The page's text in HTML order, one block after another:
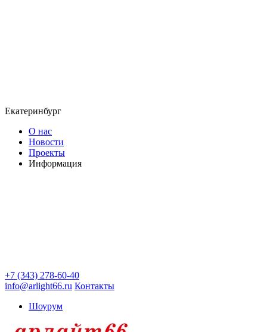
Екатеринбург
О нас
Новости
Проекты
Информация
+7 (343) 278-60-40
info@arlight66.ru Контакты
Шоурум